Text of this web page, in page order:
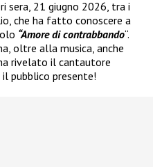
sera, 21 giugno 2026, tra i
che ha fatto conoscere a
“Amore di contrabbando“.
oltre alla musica, anche
rivelato il cantautore
pubblico presente!